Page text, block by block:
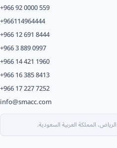
+966 92 0000 559
+966114964444
+966 12 691 8444
+966 3 889 0997
+966 14 421 1960
+966 16 385 8413
+966 17 227 7252
info@smacc.com